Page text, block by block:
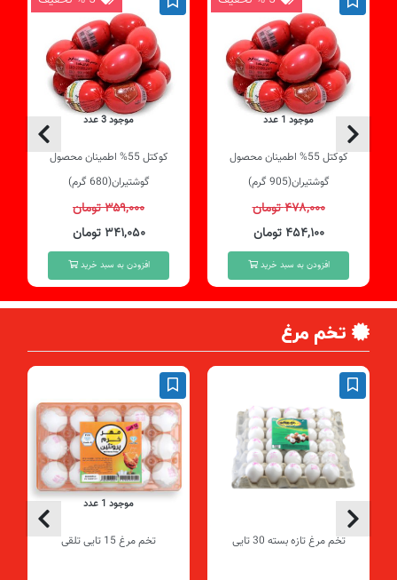
موجود 1 عدد
کوکتل 55% اطمینان محصول
گوشتیران(905 گرم)
۴۷۸,۰۰۰ تومان
۴۵۴,۱۰۰ تومان
افزودن به سبد خرید
موجود 3 عدد
کوکتل 55% اطمینان محصول
گوشتیران(680 گرم)
۳۵۹,۰۰۰ تومان
۳۴۱,۰۵۰ تومان
افزودن به سبد خرید
تخم مرغ
تخم مرغ تازه بسته 30 تایی
موجود 1 عدد
تخم مرغ 15 تایی تلقی